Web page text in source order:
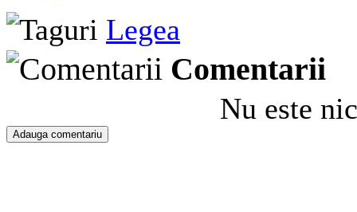
Legea
Comentarii
Nu este